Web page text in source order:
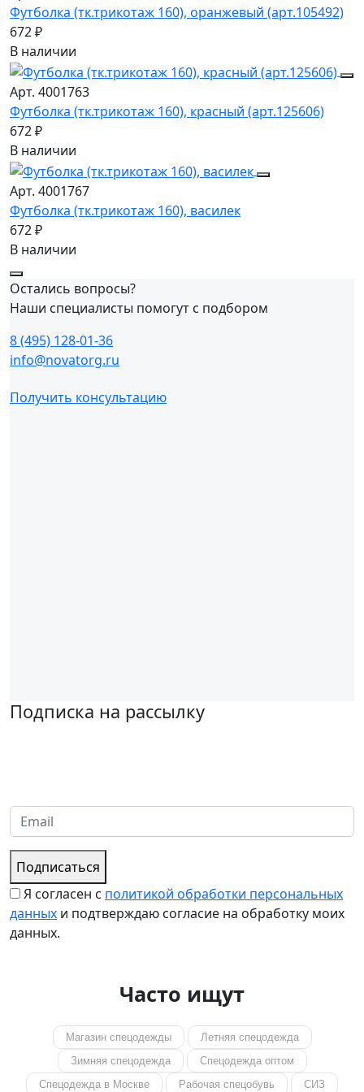
Футболка (тк.трикотаж 160), оранжевый (арт.105492)
672 ₽
В наличии
Арт. 4001763
Футболка (тк.трикотаж 160), красный (арт.125606)
672 ₽
В наличии
Арт. 4001767
Футболка (тк.трикотаж 160), василек
672 ₽
В наличии
Остались вопросы?
Наши специалисты помогут с подбором
8 (495) 128-01-36
info@novatorg.ru
Получить консультацию
Подписка на рассылку
Подписаться
Я согласен с политикой обработки персональных
данных и подтверждаю согласие на обработку моих
данных.
Часто ищут
Магазин спецодежды
Летняя спецодежда
Зимняя спецодежда
Спецодежда оптом
Спецодежда в Москве
Рабочая спецобувь СИЗ